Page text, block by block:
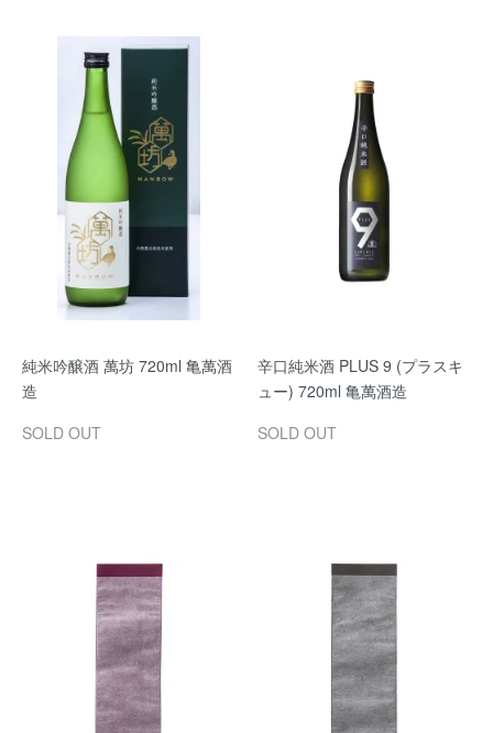
純米吟醸酒 萬坊 720ml 亀萬酒
造
SOLD OUT
辛口純米酒 PLUS 9 (プラスキ
ュー) 720ml 亀萬酒造
SOLD OUT